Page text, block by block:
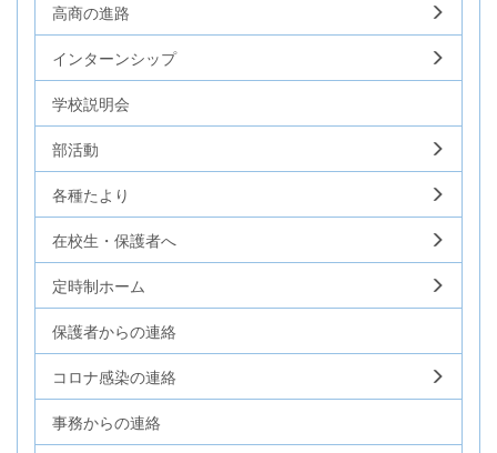
高商の進路
インターンシップ
学校説明会
部活動
各種たより
在校生・保護者へ
定時制ホーム
保護者からの連絡
コロナ感染の連絡
事務からの連絡